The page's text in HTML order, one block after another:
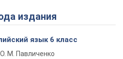
Play Video
издания
язык 6 класс
О. М. Павличенко